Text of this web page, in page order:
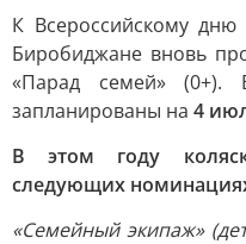
К Всероссийскому
Биробиджане вновь
«Парад семей» (0+).
запланированы на 4
В этом году
следующих
«Семейный экипаж»